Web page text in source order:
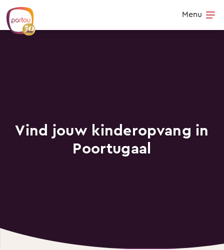
Skip to content
Menu
Vind jouw kinderopvang in
Poortugaal